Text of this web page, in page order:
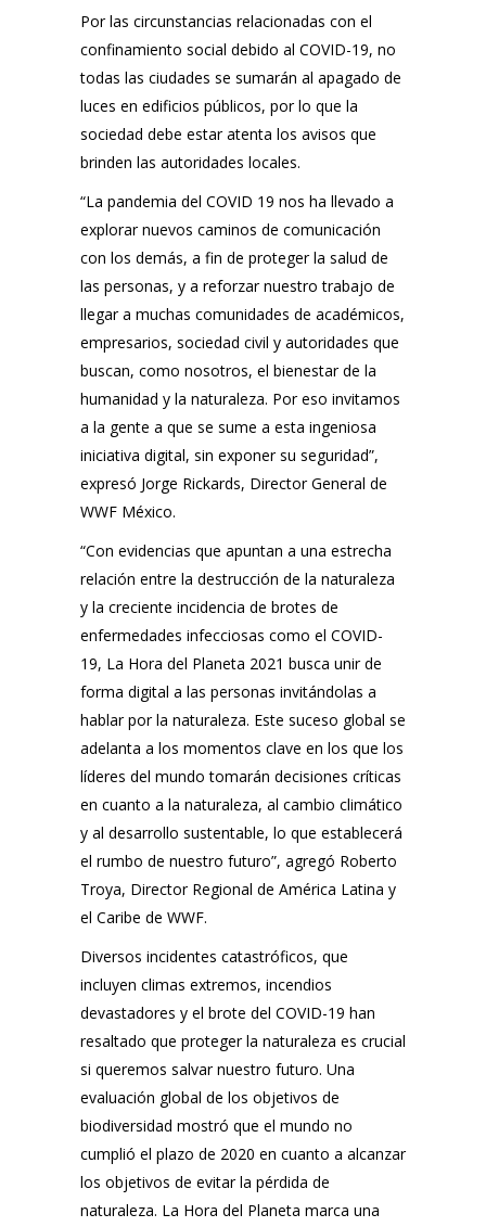
Por las circunstancias relacionadas con el
confinamiento social debido al COVID-19, no
todas las ciudades se sumarán al apagado de
luces en edificios públicos, por lo que la
sociedad debe estar atenta los avisos que
brinden las autoridades locales.
“La pandemia del COVID 19 nos ha llevado a
explorar nuevos caminos de comunicación
con los demás, a fin de proteger la salud de
las personas, y a reforzar nuestro trabajo de
llegar a muchas comunidades de académicos,
empresarios, sociedad civil y autoridades que
buscan, como nosotros, el bienestar de la
humanidad y la naturaleza. Por eso invitamos
a la gente a que se sume a esta ingeniosa
iniciativa digital, sin exponer su seguridad”,
expresó Jorge Rickards, Director General de
WWF México.
“Con evidencias que apuntan a una estrecha
relación entre la destrucción de la naturaleza
y la creciente incidencia de brotes de
enfermedades infecciosas como el COVID-
19, La Hora del Planeta 2021 busca unir de
forma digital a las personas invitándolas a
hablar por la naturaleza. Este suceso global se
adelanta a los momentos clave en los que los
líderes del mundo tomarán decisiones críticas
en cuanto a la naturaleza, al cambio climático
y al desarrollo sustentable, lo que establecerá
el rumbo de nuestro futuro”, agregó Roberto
Troya, Director Regional de América Latina y
el Caribe de WWF.
Diversos incidentes catastróficos, que
incluyen climas extremos, incendios
devastadores y el brote del COVID-19 han
resaltado que proteger la naturaleza es crucial
si queremos salvar nuestro futuro. Una
evaluación global de los objetivos de
biodiversidad mostró que el mundo no
cumplió el plazo de 2020 en cuanto a alcanzar
los objetivos de evitar la pérdida de
naturaleza. La Hora del Planeta marca una